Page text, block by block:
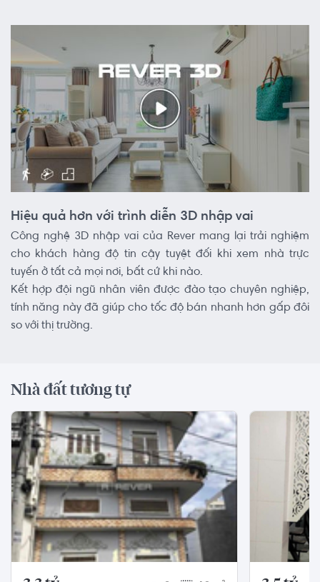
Hiệu quả hơn với trình diễn 3D nhập vai
Công nghệ 3D nhập vai của Rever mang lại trải nghiệm
cho khách hàng độ tin cậy tuyệt đối khi xem nhà trực
tuyến ở tất cả mọi nơi, bất cứ khi nào.
Kết hợp đội ngũ nhân viên được đào tạo chuyên nghiệp,
tính năng này đã giúp cho tốc độ bán nhanh hơn gấp đôi
so với thị trường.
Nhà đất tương tự